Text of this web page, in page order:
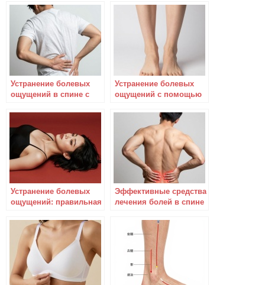
Устранение болевых
ощущений в спине с
Устранение болевых
ощущений с помощью
Устранение болевых
ощущений: правильная
Эффективные средства
лечения болей в спине